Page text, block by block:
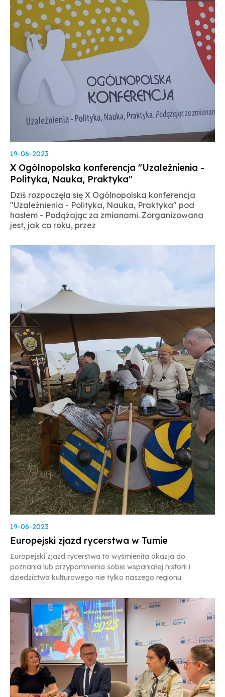
stroniewersji
PDF
strony
Facebook'u
19-06-2023
X Ogólnopolska konferencja "Uzależnienia -
Polityka, Nauka, Praktyka"
Dziś rozpoczęła się X Ogólnopolska konferencja
"Uzależnienia - Polityka, Nauka, Praktyka" pod
hasłem - Podążając za zmianami. Zorganizowana
jest, jak co roku, przez
19-06-2023
Europejski zjazd rycerstwa w Tumie
Europejski zjazd rycerstwa to wyśmienita okazja do
poznania lub przypomnienia sobie wspaniałej historii i
dziedzictwa kulturowego nie tylko naszego regionu.